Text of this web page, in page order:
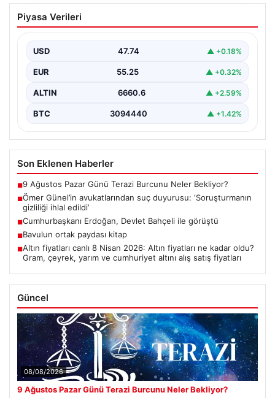
Ömer Günel’in avukatlarından suç
duyurusu: ‘Soruşturmanın gizliliği ihlal
Piyasa Verileri
USD 47.74 ▲ +0.18%
EUR 55.25 ▲ +0.32%
ALTIN 6660.6 ▲ +2.59%
BTC 3094440 ▲ +1.42%
Son Eklenen Haberler
■9 Ağustos Pazar Günü Terazi Burcunu Neler Bekliyor?
■Ömer Günel’in avukatlarından suç duyurusu: ‘Soruşturmanın
gizliliği ihlal edildi’
■Cumhurbaşkanı Erdoğan, Devlet Bahçeli ile görüştü
■Bavulun ortak paydası kitap
■Altın fiyatları canlı 8 Nisan 2026: Altın fiyatları ne kadar oldu?
Gram, çeyrek, yarım ve cumhuriyet altını alış satış fiyatları
Güncel
08/08/2026
9 Ağustos Pazar Günü Terazi Burcunu Neler Bekliyor?